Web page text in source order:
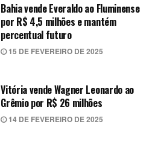
Bahia vende Everaldo ao Fluminense
por R$ 4,5 milhões e mantém
percentual futuro
15 DE FEVEREIRO DE 2025
Vitória vende Wagner Leonardo ao
Grêmio por R$ 26 milhões
14 DE FEVEREIRO DE 2025